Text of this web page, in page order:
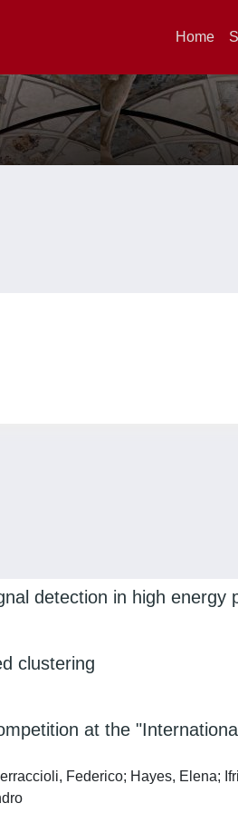
Home
detection in high energy
clustering
at the
Federico; Hayes, Elena;